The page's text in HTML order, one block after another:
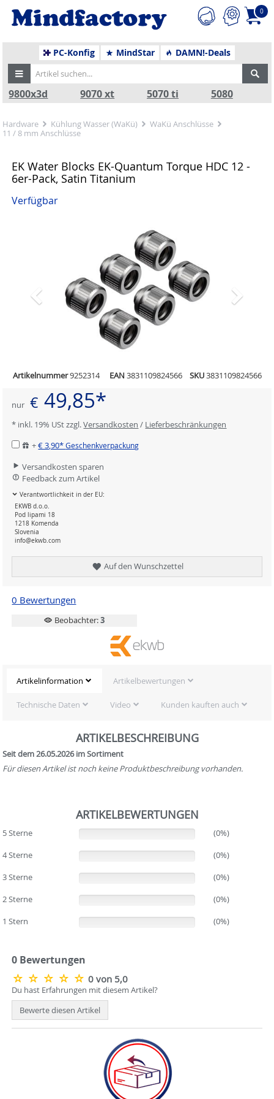
0
PC-Konfig MindStar DAMN!-Deals
9800x3d 9070 xt 5070 ti 5080
Hardware Kühlung Wasser (WaKü)
WaKü Anschlüsse
11 / 8 mm Anschlüsse
EK Water Blocks EK-Quantum Torque HDC 12 -
6er-Pack, Satin Titanium
Verfügbar
Artikelnummer9252314 EAN 3831109824566 SKU3831109824566
nur € 49,85*
* inkl. 19% USt zzgl.Versandkosten / Lieferbeschränkungen
+€ 3,90*Geschenkverpackung
Versandkosten sparen
Feedback zum Artikel
Verantwortlichkeit in der EU:
EKWB d.o.o.
Pod lipami 18
1218 Komenda
Slovenia
info@ekwb.com
Auf den Wunschzettel
0 Bewertungen
Beobachter:3
Artikelinformation Artikelbewertungen
Technische Daten Video Kunden kauften auch
ARTIKELBESCHREIBUNG
Seit dem 26.05.2026 im Sortiment
Für diesen Artikel ist noch keine Produktbeschreibung vorhanden.
ARTIKELBEWERTUNGEN
5 Sterne
(0%)
4 Sterne
(0%)
3 Sterne
(0%)
2 Sterne
(0%)
1 Stern
(0%)
0 Bewertungen
0 von 5,0
Du hast Erfahrungen mit diesem Artikel?
Bewerte diesen Artikel